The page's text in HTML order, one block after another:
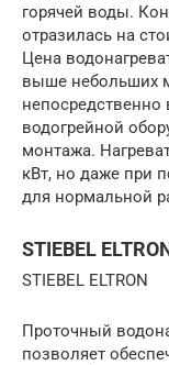
горячей воды.
отразилась на
Цена
выше небольших
водогрейной
монтажа.
кВт, но даже при
для нормальной
STIEBEL
STIEBEL ELTRON
Проточный
позволяет